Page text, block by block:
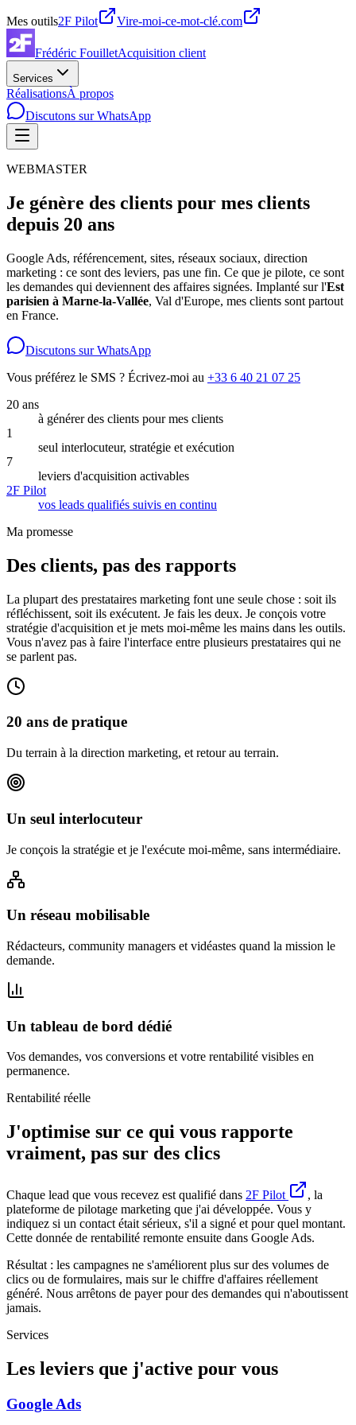
Mes outils2F Pilot Vire-moi-ce-mot-clé.com
Frédéric FouilletAcquisition client
Services
RéalisationsÀ propos
Discutons sur WhatsApp
WEBMASTER
Je génère des clients pour mes clients
depuis 20 ans
Google Ads, référencement, sites, réseaux sociaux, direction
marketing : ce sont des leviers, pas une fin. Ce que je pilote, ce sont
les demandes qui deviennent des affaires signées. Implanté sur l'Est
parisien à Marne-la-Vallée, Val d'Europe, mes clients sont partout
en France.
Discutons sur WhatsApp
Vous préférez le SMS ? Écrivez-moi au +33 6 40 21 07 25
20 ans
à générer des clients pour mes clients
1
seul interlocuteur, stratégie et exécution
7
leviers d'acquisition activables
2F Pilot
vos leads qualifiés suivis en continu
Ma promesse
Des clients, pas des rapports
La plupart des prestataires marketing font une seule chose : soit ils
réfléchissent, soit ils exécutent. Je fais les deux. Je conçois votre
stratégie d'acquisition et je mets moi-même les mains dans les outils.
Vous n'avez pas à faire l'interface entre plusieurs prestataires qui ne
se parlent pas.
20 ans de pratique
Du terrain à la direction marketing, et retour au terrain.
Un seul interlocuteur
Je conçois la stratégie et je l'exécute moi-même, sans intermédiaire.
Un réseau mobilisable
Rédacteurs, community managers et vidéastes quand la mission le
demande.
Un tableau de bord dédié
Vos demandes, vos conversions et votre rentabilité visibles en
permanence.
Rentabilité réelle
J'optimise sur ce qui vous rapporte
vraiment, pas sur des clics
Chaque lead que vous recevez est qualifié dans 2F Pilot
, la
plateforme de pilotage marketing que j'ai développée. Vous y
indiquez si un contact était sérieux, s'il a signé et pour quel montant.
Cette donnée de rentabilité remonte ensuite dans Google Ads.
Résultat : les campagnes ne s'améliorent plus sur des volumes de
clics ou de formulaires, mais sur le chiffre d'affaires réellement
généré. Nous arrêtons de payer pour des demandes qui n'aboutissent
jamais.
Services
Les leviers que j'active pour vous
Google Ads